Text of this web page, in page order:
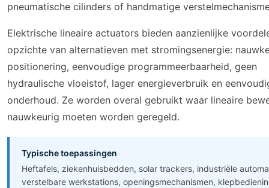
pneumatische cilinders of handmatige
Elektrische lineaire actuators bieden aanzienlijke
opzichte van alternatieven met stromingsenergie:
positionering, eenvoudige programmeerbaarheid, geen
hydraulische vloeistof, lager energieverbruik en
onderhoud. Ze worden overal gebruikt waar lineaire
nauwkeurig moeten worden geregeld.
Typische toepassingen
Heftafels, ziekenhuisbedden, solar trackers, industriële
verstelbare werkstations, openingsmechanismen,